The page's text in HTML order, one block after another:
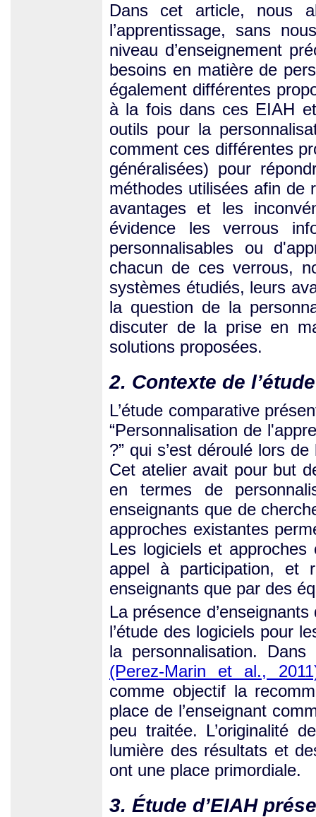
Dans cet article, nous
l’apprentissage, sans
niveau d’enseignement
besoins en matière de
également différentes
à la fois dans ces EIAH
outils pour la
comment ces différentes
généralisées) pour
méthodes utilisées afin de
avantages et les
évidence les verrous
personnalisables ou
chacun de ces verrous,
systèmes étudiés, leurs
la question de la
discuter de la prise en
solutions proposées.
2. Contexte de l’étude
L’étude comparative
“Personnalisation de
?” qui s’est déroulé lors
Cet atelier avait pour but
en termes de
enseignants que de
approches existantes
Les logiciels et
appel à participation, et
enseignants que par des
La présence
l’étude des logiciels pour
la personnalisation.
(Perez-Marin et al.,
comme objectif la
place de l’enseignant
peu traitée. L’originalité
lumière des résultats et
ont une place primordiale.
3. Étude d’EIAH